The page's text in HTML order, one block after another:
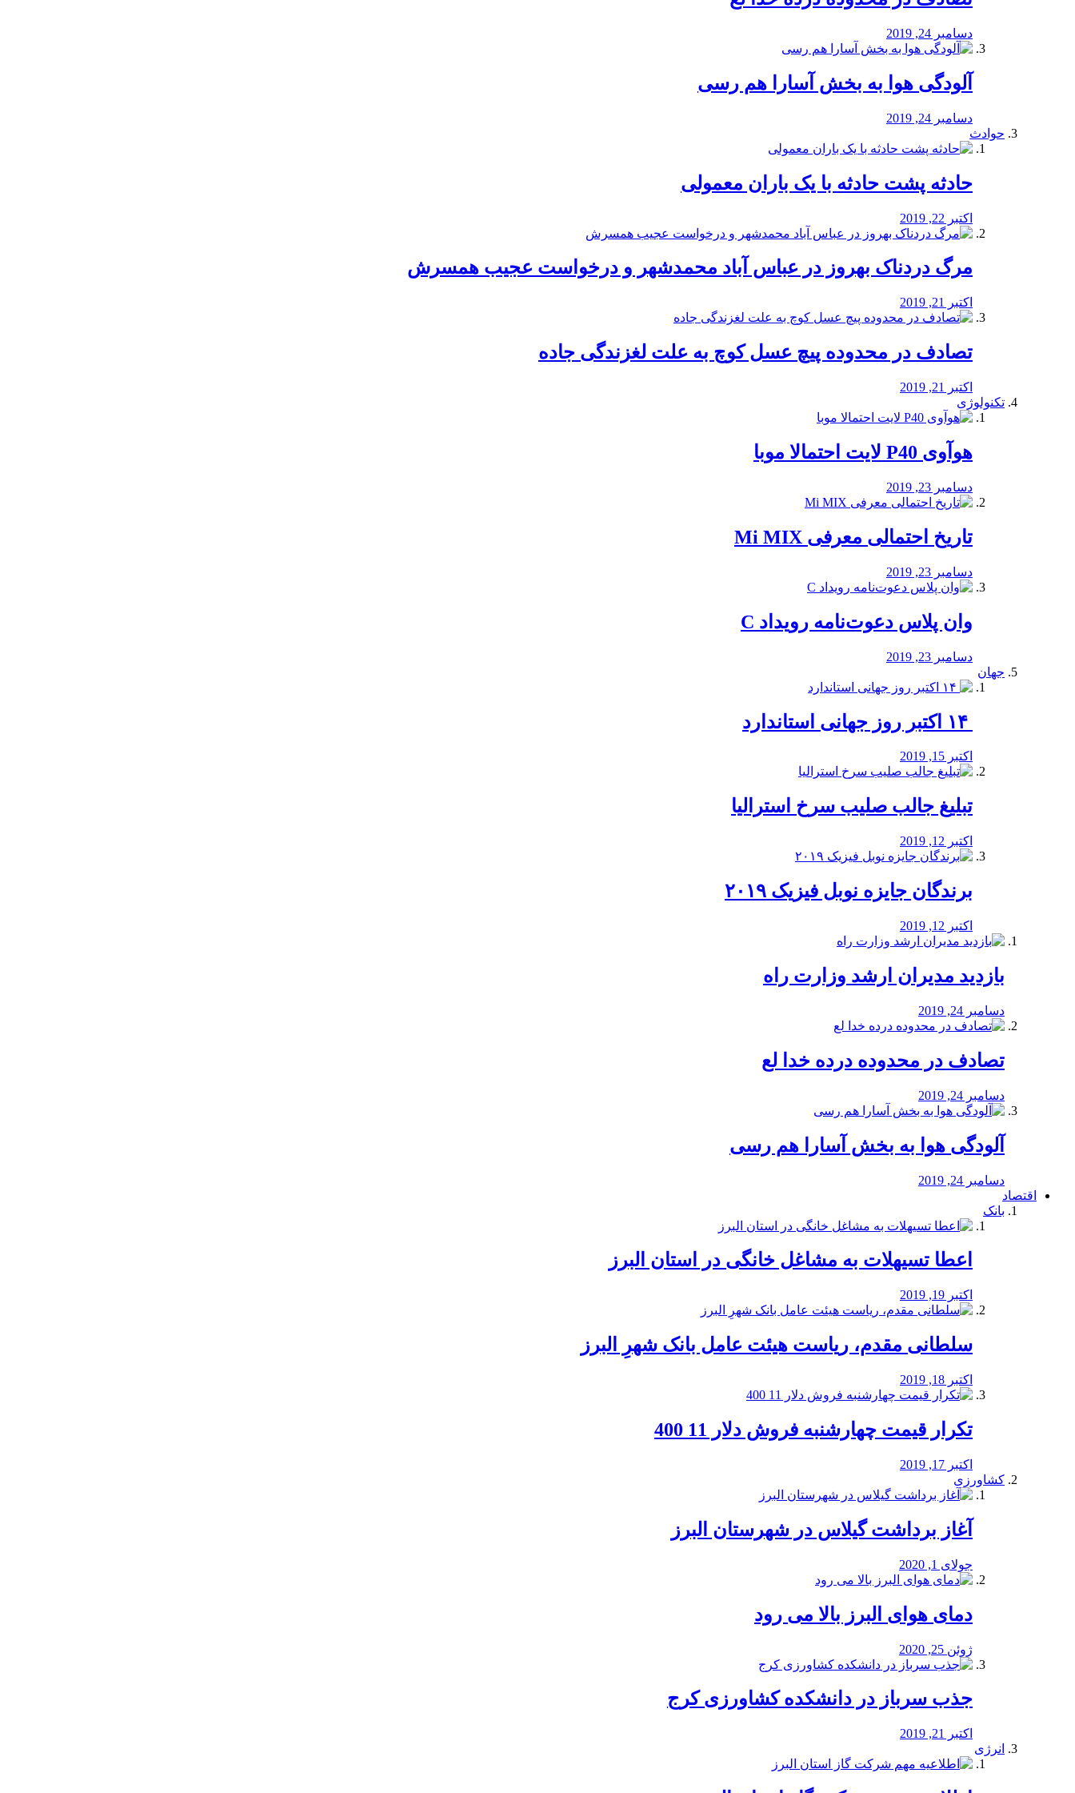
دسامبر 24, 2019
آلودگی هوا به بخش آسارا هم رسی
دسامبر 24, 2019
حوادث
️حادثه پشت حادثه با یک باران معمولی
اکتبر 22, 2019
مرگ دردناک بهروز در عباس آباد محمدشهر و درخواست عجیب همسرش
اکتبر 21, 2019
تصادف در محدوده پیچ عسل کوچ به علت لغزندگی جاده
اکتبر 21, 2019
تکنولوژی
هوآوی P40 لایت احتمالا موبا
دسامبر 23, 2019
تاریخ احتمالی معرفی Mi MIX
دسامبر 23, 2019
وان پلاس دعوت‌نامه رویداد C
دسامبر 23, 2019
جهان
اکتبر 15, 2019
تبلیغ جالب صلیب سرخ استرالیا
اکتبر 12, 2019
برندگان جایزه نوبل فیزیک ۲۰۱۹
اکتبر 12, 2019
بازدید مدیران ارشد وزارت راه
دسامبر 24, 2019
تصادف در محدوده درده خدا لع
دسامبر 24, 2019
آلودگی هوا به بخش آسارا هم رسی
دسامبر 24, 2019
اقتصاد
بانک
️اعطا تسیهلات به مشاغل خانگی در استان البرز
اکتبر 19, 2019
سلطانی مقدم، ریاست هیئت عامل بانک شهرِ البرز
اکتبر 18, 2019
تکرار قیمت چهارشنبه فروش دلار 11 400
اکتبر 17, 2019
کشاورزی
آغاز برداشت گیلاس در شهرستان البرز
جولای 1, 2020
دمای هوای البرز بالا می رود
ژوئن 25, 2020
جذب سرباز در دانشکده کشاورزی کرج
اکتبر 21, 2019
انرژی